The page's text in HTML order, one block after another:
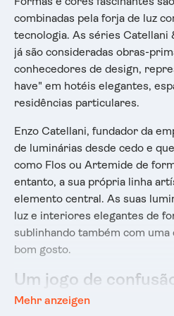
combinadas pela forja de luz
tecnologia. As séries Catellani
já são consideradas obras-
conhecedores de design,
have" em hotéis elegantes,
residências particulares.
Enzo Catellani, fundador da
de luminárias desde cedo e
como Flos ou Artemide de
entanto, a sua própria linha
elemento central. As suas
luz e interiores elegantes de
sublinhando também com
bom gosto.
Um jogo de
sobre um cavalo de
Mehr anzeigen